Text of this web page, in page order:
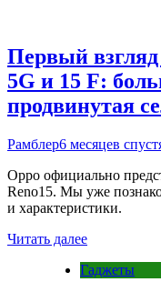
Первый
5G и 15 F:
продвинутая
Рамблер6 месяцев
Oppo официально
Reno15. Мы уже
и характеристики.
Читать далее
Гаджеты